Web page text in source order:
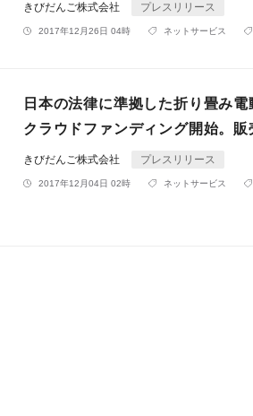
きびだんご株式会社 プレスリリース
2017年12月26日 04時 ネットサービス
日本の法律に準拠した折り畳み
クラウドファンディング開始。
きびだんご株式会社 プレスリリース
2017年12月04日 02時 ネットサービス